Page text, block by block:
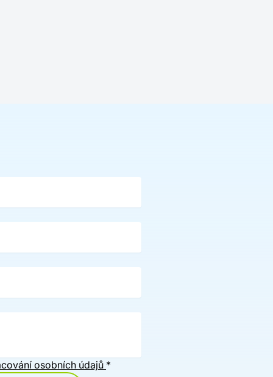
osobních údajů *